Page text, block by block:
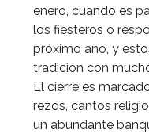
enero, cuando es
los fiesteros o
próximo año, y
tradición con
El cierre es
rezos, cantos
un abundante